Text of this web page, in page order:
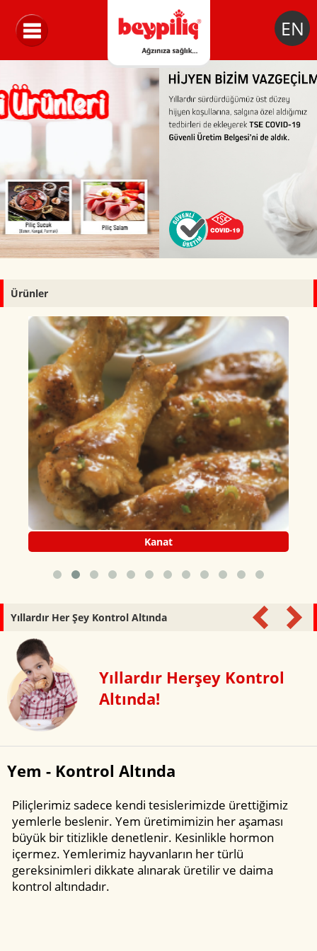
EN
Ürünler
Kanat
Yıllardır Her Şey Kontrol Altında
Yıllardır Herşey Kontrol
Altında!
Yem - Kontrol Altında
Piliçlerimiz sadece kendi tesislerimizde ürettiğimiz
yemlerle beslenir. Yem üretimimizin her aşaması
büyük bir titizlikle denetlenir. Kesinlikle hormon
içermez. Yemlerimiz hayvanların her türlü
gereksinimleri dikkate alınarak üretilir ve daima
kontrol altındadır.